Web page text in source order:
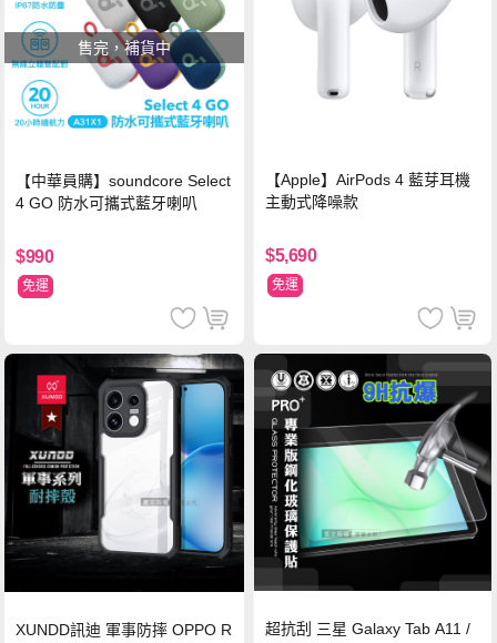
售完，補貨中
【中華員購】soundcore Select
4 GO 防水可攜式藍牙喇叭
$990
免運
【Apple】AirPods 4 藍芽耳機
主動式降噪款
$5,690
免運
XUNDD訊迪 軍事防摔 OPPO R
超抗刮 三星 Galaxy Tab A11 /